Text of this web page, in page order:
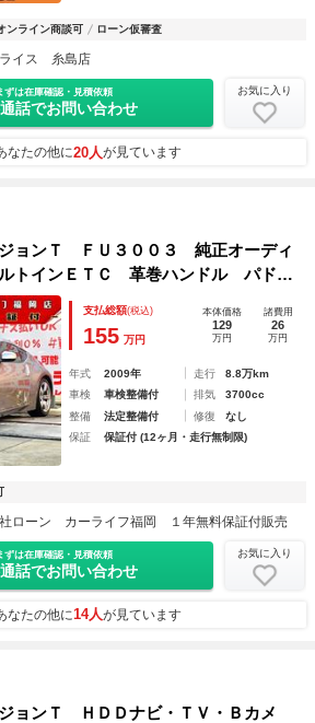
ンライン商談可 ローン仮審査
イス 糸島店
ずは在庫確認・見積依頼
話でお問い合わせ
お気に入り
なたの他に20人が見ています
ョンＴ ＦＵ３００３ 純正オーディ
インＥＴＣ 革巻ハンドル パドル
ＩＤヘッドライト 電動格納ドアミ
ートエアコン
支払総額(税込)
155 万円
本体価格
129
万円
諸費用
26
万円
年式 2009年 走行
8.8万km
車検
車検整備付 排気
3700cc
整備
法定整備付 修復
なし
保証
保証付 (12ヶ月・走行無制限)
ローン カーライフ福岡 １年無料保証付販売
ずは在庫確認・見積依頼
話でお問い合わせ
お気に入り
なたの他に14人が見ています
ョンＴ ＨＤＤナビ・ＴＶ・Ｂカメ